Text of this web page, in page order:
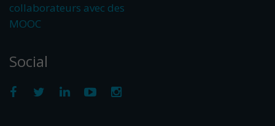
collaborateurs avec des
MOOC
Social